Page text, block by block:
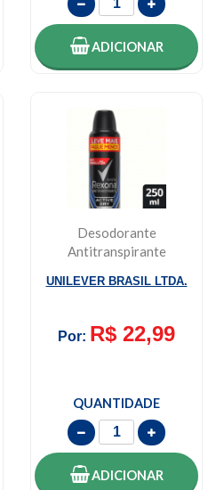
ADICIONAR
Desodorante
Antitranspirante
Men Aacti...
UNILEVER BRASIL LTDA.
Por: R$ 22,99
QUANTIDADE
ADICIONAR